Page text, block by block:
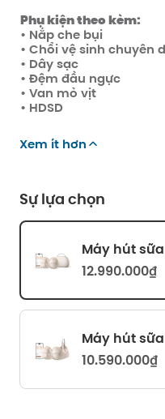
Phụ kiện theo kèm:
• Nắp che bụi
• Chổi vệ sinh chuyên
• Dây sạc
• Đệm đầu ngực
• Van mỏ vịt
• HDSD
Xem ít hơn
Sự lựa chọn
Máy hút
12.990.000₫
Máy hút
10.590.000₫